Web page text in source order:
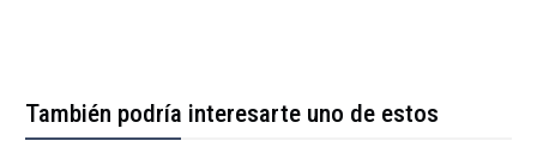
También podría interesarte uno de estos